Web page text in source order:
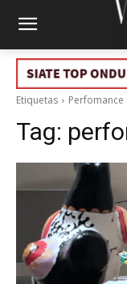
Etiquetas Perfomance
Tag: